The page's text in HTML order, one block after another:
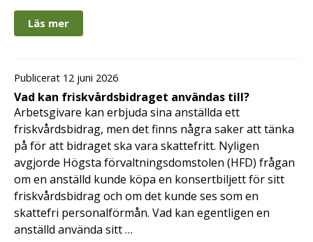
Läs mer
Publicerat 12 juni 2026
Vad kan friskvårdsbidraget användas till?
Arbetsgivare kan erbjuda sina anställda ett
friskvårdsbidrag, men det finns några saker att tänka
på för att bidraget ska vara skattefritt. Nyligen
avgjorde Högsta förvaltningsdomstolen (HFD) frågan
om en anställd kunde köpa en konsertbiljett för sitt
friskvårdsbidrag och om det kunde ses som en
skattefri personalförmån. Vad kan egentligen en
anställd använda sitt …